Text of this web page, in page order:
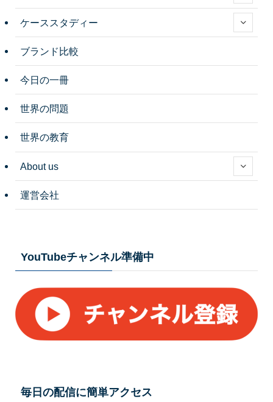
ケーススタディー
ブランド比較
今日の一冊
世界の問題
世界の教育
About us
運営会社
YouTubeチャンネル準備中
毎日の配信に簡単アクセス